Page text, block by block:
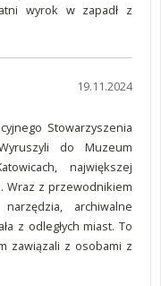
wyrok w zapadł z
19.11.2024
Stowarzyszenia
do Muzeum
największej
Wraz z przewodnikiem
archiwalne
z odległych miast. To
zawiązali z osobami z